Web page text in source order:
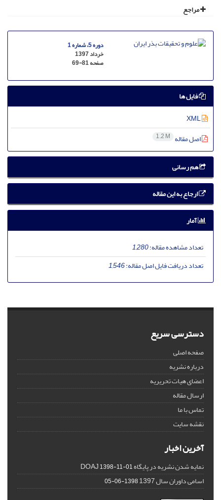
مراجع
دوره 5، شماره 1
خرداد 1397
صفحه69-81
فایل ها
اصل مقاله 1.2 M
هم رسانی
ارجاع به این مقاله
آمار
تعداد مشاهده مقاله:1,280
تعداد دریافت فایل اصل مقاله:1,546
دسترسی سریع
صفحه اصلی
درباره نشریه
اعضای هیات تحریریه
ارسال مقاله
تماس با ما
نقشه سایت
آخرین اخبار
نمایه شدن نشریه در پایگاه DOAJ1398-11-01
اسامی داوران سال 1397 1398-06-05